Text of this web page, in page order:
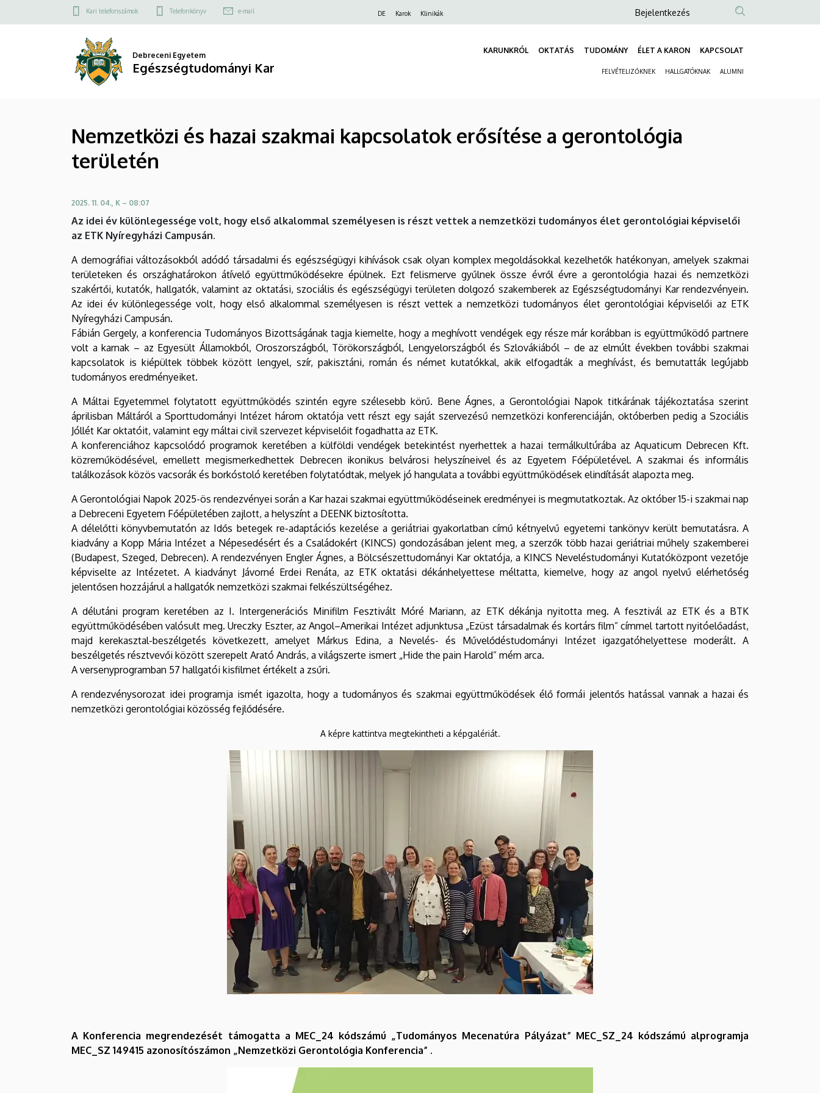
Nemzetközi
erősítése
területén
Egészségtudományi
a
Felső
menü
Kari telefonszámok Telefonkönyv e-mail DE Karok Klinikák
Anonim
fiók
menüje
Bejelentkezés
Debreceni Egyetem
Egészségtudományi Kar
KARUNKRÓL OKTATÁS TUDOMÁNY ÉLET A KARON KAPCSOLAT
FELVÉTELIZŐKNEK HALLGATÓKNAK ALUMNI
Nemzetközi és hazai szakmai kapcsolatok erősítése a gerontológia
területén
2025. 11. 04., K – 08:07
Az idei év különlegessége volt, hogy első alkalommal személyesen is részt vettek a nemzetközi tudományos élet gerontológiai képviselői
az ETK Nyíregyházi Campusán.
A demográfiai változásokból adódó társadalmi és egészségügyi kihívások csak olyan komplex megoldásokkal kezelhetők hatékonyan, amelyek szakmai
területeken és országhatárokon átívelő együttműködésekre épülnek. Ezt felismerve gyűlnek össze évről évre a gerontológia hazai és nemzetközi
szakértői, kutatók, hallgatók, valamint az oktatási, szociális és egészségügyi területen dolgozó szakemberek az Egészségtudományi Kar rendezvényein.
Az idei év különlegessége volt, hogy első alkalommal személyesen is részt vettek a nemzetközi tudományos élet gerontológiai képviselői az ETK
Nyíregyházi Campusán.
Fábián Gergely, a konferencia Tudományos Bizottságának tagja kiemelte, hogy a meghívott vendégek egy része már korábban is együttműködő partnere
volt a karnak – az Egyesült Államokból, Oroszországból, Törökországból, Lengyelországból és Szlovákiából – de az elmúlt években további szakmai
kapcsolatok is kiépültek többek között lengyel, szír, pakisztáni, román és német kutatókkal, akik elfogadták a meghívást, és bemutatták legújabb
tudományos eredményeiket.
A Máltai Egyetemmel folytatott együttműködés szintén egyre szélesebb körű. Bene Ágnes, a Gerontológiai Napok titkárának tájékoztatása szerint
áprilisban Máltáról a Sporttudományi Intézet három oktatója vett részt egy saját szervezésű nemzetközi konferenciáján, októberben pedig a Szociális
Jóllét Kar oktatóit, valamint egy máltai civil szervezet képviselőit fogadhatta az ETK.
A konferenciához kapcsolódó programok keretében a külföldi vendégek betekintést nyerhettek a hazai termálkultúrába az Aquaticum Debrecen Kft.
közreműködésével, emellett megismerkedhettek Debrecen ikonikus belvárosi helyszíneivel és az Egyetem Főépületével. A szakmai és informális
találkozások közös vacsorák és borkóstoló keretében folytatódtak, melyek jó hangulata a további együttműködések elindítását alapozta meg.
A Gerontológiai Napok 2025-ös rendezvényei során a Kar hazai szakmai együttműködéseinek eredményei is megmutatkoztak. Az október 15-i szakmai nap
a Debreceni Egyetem Főépületében zajlott, a helyszínt a DEENK biztosította.
A délelőtti könyvbemutatón az Idős betegek re-adaptációs kezelése a geriátriai gyakorlatban című kétnyelvű egyetemi tankönyv került bemutatásra. A
kiadvány a Kopp Mária Intézet a Népesedésért és a Családokért (KINCS) gondozásában jelent meg, a szerzők több hazai geriátriai műhely szakemberei
(Budapest, Szeged, Debrecen). A rendezvényen Engler Ágnes, a Bölcsészettudományi Kar oktatója, a KINCS Neveléstudományi Kutatóközpont vezetője
képviselte az Intézetet. A kiadványt Jávorné Erdei Renáta, az ETK oktatási dékánhelyettese méltatta, kiemelve, hogy az angol nyelvű elérhetőség
jelentősen hozzájárul a hallgatók nemzetközi szakmai felkészültségéhez.
A délutáni program keretében az I. Intergenerációs Minifilm Fesztivált Móré Mariann, az ETK dékánja nyitotta meg. A fesztivál az ETK és a BTK
együttműködésében valósult meg. Ureczky Eszter, az Angol–Amerikai Intézet adjunktusa „Ezüst társadalmak és kortárs film” címmel tartott nyitóelőadást,
majd kerekasztal-beszélgetés következett, amelyet Márkus Edina, a Nevelés- és Művelődéstudományi Intézet igazgatóhelyettese moderált. A
beszélgetés résztvevői között szerepelt Arató András, a világszerte ismert „Hide the pain Harold” mém arca.
A versenyprogramban 57 hallgatói kisfilmet értékelt a zsűri.
A rendezvénysorozat idei programja ismét igazolta, hogy a tudományos és szakmai együttműködések élő formái jelentős hatással vannak a hazai és
nemzetközi gerontológiai közösség fejlődésére.
A képre kattintva megtekintheti a képgalériát.
A Konferencia megrendezését támogatta a MEC_24 kódszámú „Tudományos Mecenatúra Pályázat” MEC_SZ_24 kódszámú alprogramja
MEC_SZ 149415 azonosítószámon „Nemzetközi Gerontológia Konferencia” .